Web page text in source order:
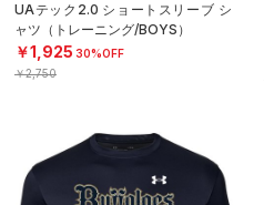
UAテック2.0 ショートスリーブ シ
ャツ（トレーニング/BOYS）
￥1,925 30%OFF
￥2,750